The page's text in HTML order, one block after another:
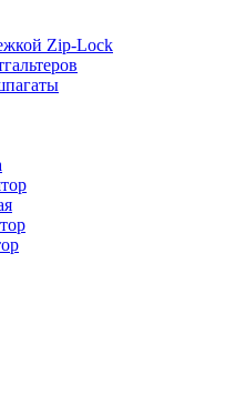
Zip-Lock